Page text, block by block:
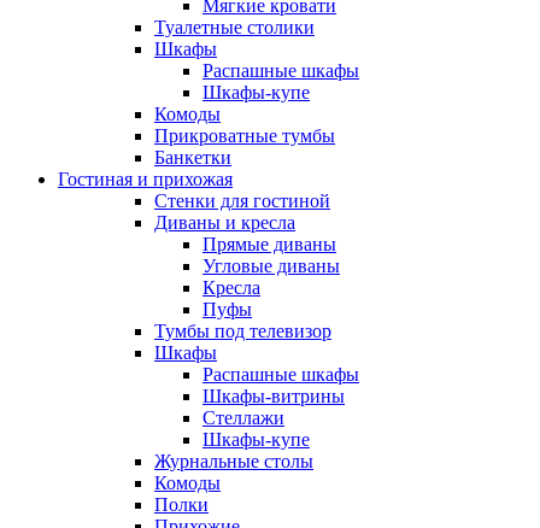
Мягкие кровати
Туалетные столики
Шкафы
Распашные шкафы
Шкафы-купе
Комоды
Прикроватные тумбы
Банкетки
Гостиная и прихожая
Стенки для гостиной
Диваны и кресла
Прямые диваны
Угловые диваны
Кресла
Пуфы
Тумбы под телевизор
Шкафы
Распашные шкафы
Шкафы-витрины
Стеллажи
Шкафы-купе
Журнальные столы
Комоды
Полки